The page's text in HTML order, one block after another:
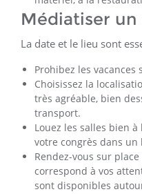
Médiatiser un
La date et le lieu sont
Prohibez les
Choisissez la
très agréable, bien
transport.
Louez les salles bien à
votre congrès dans un
Rendez-vous sur
correspond à vos
sont disponibles